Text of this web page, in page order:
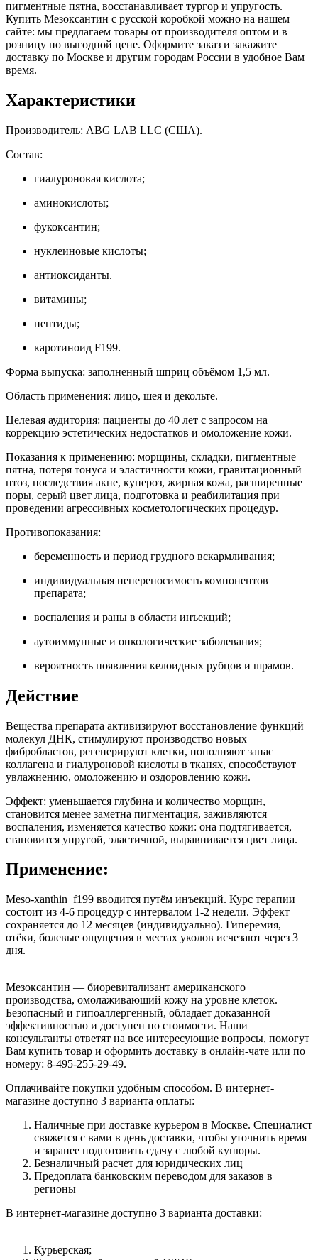
пигментные пятна, восстанавливает тургор и упругость.
Купить Мезоксантин с русской коробкой можно на нашем
сайте: мы предлагаем товары от производителя оптом и в
розницу по выгодной цене. Оформите заказ и закажите
доставку по Москве и другим городам России в удобное Вам
время.
Характеристики
Производитель: ABG LAB LLC (США).
Состав:
гиалуроновая кислота;
аминокислоты;
фукоксантин;
нуклеиновые кислоты;
антиоксиданты.
витамины;
пептиды;
каротиноид F199.
Форма выпуска: заполненный шприц объёмом 1,5 мл.
Область применения: лицо, шея и декольте.
Целевая аудитория: пациенты до 40 лет с запросом на
коррекцию эстетических недостатков и омоложение кожи.
Показания к применению: морщины, складки, пигментные
пятна, потеря тонуса и эластичности кожи, гравитационный
птоз, последствия акне, купероз, жирная кожа, расширенные
поры, серый цвет лица, подготовка и реабилитация при
проведении агрессивных косметологических процедур.
Противопоказания:
беременность и период грудного вскармливания;
индивидуальная непереносимость компонентов
препарата;
воспаления и раны в области инъекций;
аутоиммунные и онкологические заболевания;
вероятность появления келоидных рубцов и шрамов.
Действие
Вещества препарата активизируют восстановление функций
молекул ДНК, стимулируют производство новых
фибробластов, регенерируют клетки, пополняют запас
коллагена и гиалуроновой кислоты в тканях, способствуют
увлажнению, омоложению и оздоровлению кожи.
Эффект: уменьшается глубина и количество морщин,
становится менее заметна пигментация, заживляются
воспаления, изменяется качество кожи: она подтягивается,
становится упругой, эластичной, выравнивается цвет лица.
Применение:
Мeso-xanthin f199 вводится путём инъекций. Курс терапии
состоит из 4-6 процедур с интервалом 1-2 недели. Эффект
сохраняется до 12 месяцев (индивидуально). Гиперемия,
отёки, болевые ощущения в местах уколов исчезают через 3
дня.
Мезоксантин — биоревитализант американского
производства, омолаживающий кожу на уровне клеток.
Безопасный и гипоаллергенный, обладает доказанной
эффективностью и доступен по стоимости. Наши
консультанты ответят на все интересующие вопросы, помогут
Вам купить товар и оформить доставку в онлайн-чате или по
номеру: 8-495-255-29-49.
Оплачивайте покупки удобным способом. В интернет-
магазине доступно 3 варианта оплаты:
Наличные при доставке курьером в Москве. Специалист
свяжется с вами в день доставки, чтобы уточнить время
и заранее подготовить сдачу с любой купюры.
Безналичный расчет для юридических лиц
Предоплата банковским переводом для заказов в
регионы
В интернет-магазине доступно 3 варианта доставки:
Курьерская;